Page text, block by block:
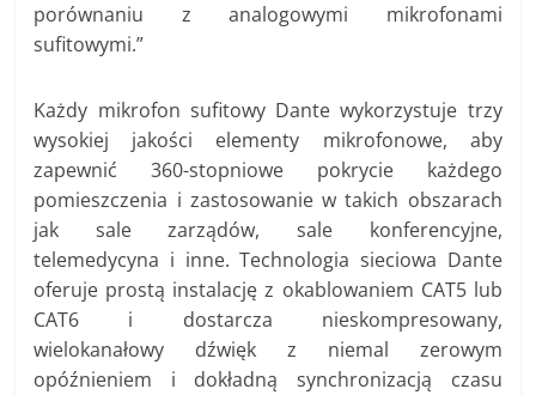
porównaniu z analogowymi mikrofonami
sufitowymi.”
Każdy mikrofon sufitowy Dante wykorzystuje trzy
wysokiej jakości elementy mikrofonowe, aby
zapewnić 360-stopniowe pokrycie każdego
pomieszczenia i zastosowanie w takich obszarach
jak sale zarządów, sale konferencyjne,
telemedycyna i inne. Technologia sieciowa Dante
oferuje prostą instalację z okablowaniem CAT5 lub
CAT6 i dostarcza nieskompresowany,
wielokanałowy dźwięk z niemal zerowym
opóźnieniem i dokładną synchronizacją czasu